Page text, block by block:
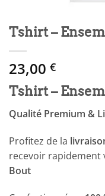
Tshirt –
23,00 €
Tshirt –
Qualité Premium &
Profitez de la
recevoir rapidement
Bout